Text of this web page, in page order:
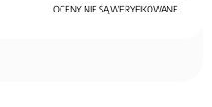
OCENY NIE SĄ WERYFIKOWANE